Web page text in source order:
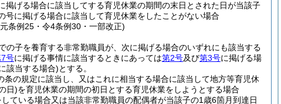
掲げる場合に該当してする育児休業の期間の末日とされた日が当該子
号に掲げる場合に該当して育児休業をしたことがない場合
条例25・令4条例30・一部改正)
子を養育する非常勤職員が、次に掲げる場合のいずれにも該当する
号に掲げる事情に該当するときにあっては第2号及び第3号に掲げる場
該当する場合)とする。
条の規定に該当し、又はこれに相当する場合に該当して地方等育児休
日)を育児休業の期間の初日とする育児休業をしようとする場合
ている場合又は当該非常勤職員の配偶者が当該子の1歳6箇月到達日